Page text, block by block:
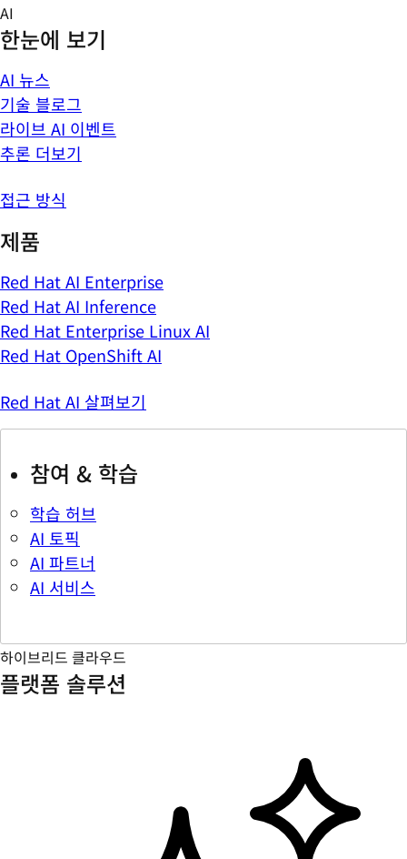
Skip
to
content
AI
한눈에 보기
AI 뉴스
기술 블로그
라이브 AI 이벤트
추론 더보기
접근 방식
제품
Red Hat AI Enterprise
Red Hat AI Inference
Red Hat Enterprise Linux AI
Red Hat OpenShift AI
Red Hat AI 살펴보기
참여 & 학습
학습 허브
AI 토픽
AI 파트너
AI 서비스
하이브리드 클라우드
플랫폼 솔루션